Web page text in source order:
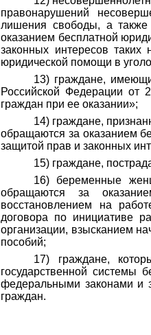
правонарушений
лишения свободы, а также
оказанием бесплатной
законных интересов
юридической помощи в
13) граждане,
Российской Федерации
граждан при ее оказании»;
14) граждане,
обращаются за оказанием
защитой прав и законных
15) граждане,
16) беременные
обращаются за
восстановлением на
договора по инициативе
организации, взысканием
пособий;
17) граждане,
государственной системы
федеральными законами и
граждан.